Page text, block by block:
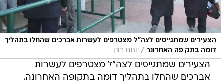
הצעירים שמתגייסים לצה"ל מצטרפים לעשרות אברכים שהחלו בתהליך
דומה בתקופה האחרונה / יותם רונן
הצעירים שמתגייסים לצה"ל מצטרפים לעשרות
אברכים שהחלו בתהליך דומה בתקופה האחרונה.